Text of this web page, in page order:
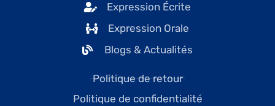
Expression Écrite
Expression Orale
Blogs & Actualités
Politique de retour
Politique de confidentialité